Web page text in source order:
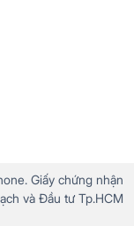
Giấy chứng nhận
và Đầu tư Tp.HCM